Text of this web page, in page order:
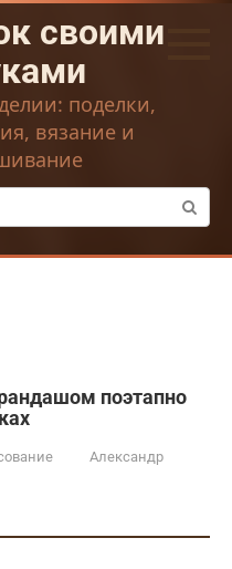
своими
поделки,
вязание и
поэтапно
Александр